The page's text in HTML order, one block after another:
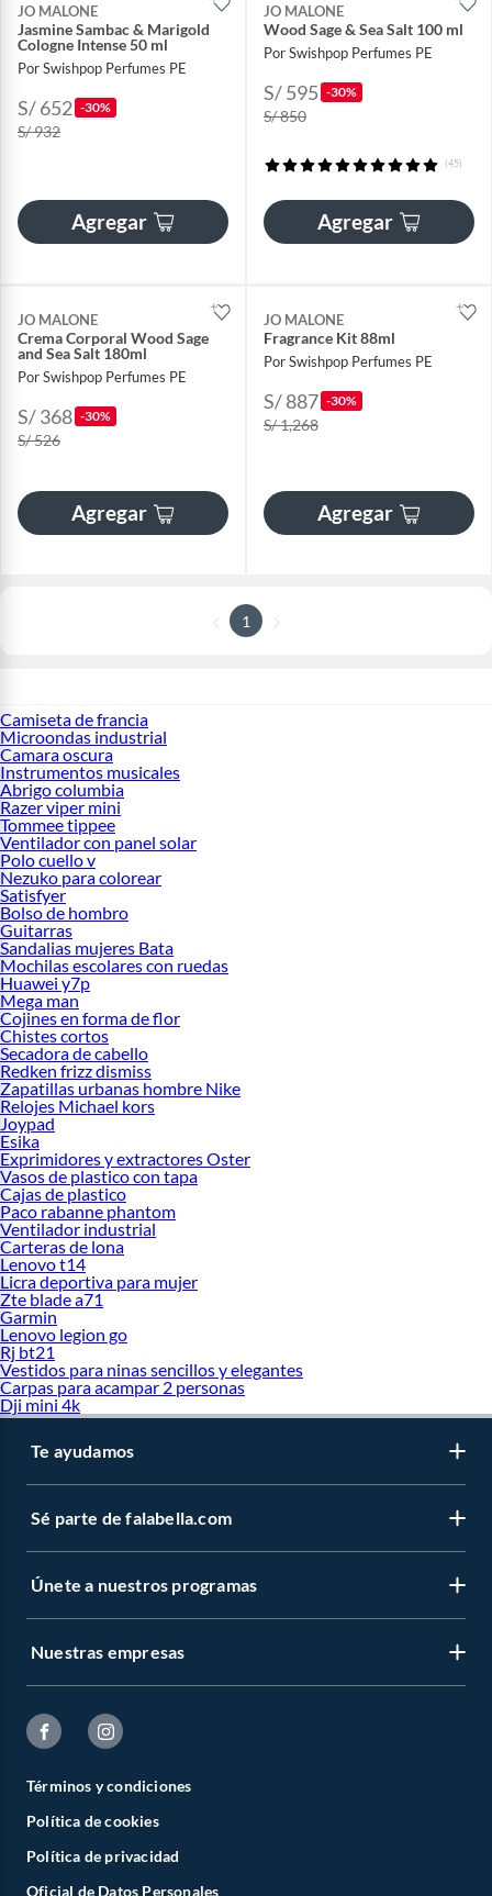
JO MALONE
Jasmine Sambac & Marigold
Cologne Intense 50 ml
Por Swishpop Perfumes PE
S/ 652 -30%
S/ 932
Agregar
JO MALONE
Wood Sage & Sea Salt 100 ml
Por Swishpop Perfumes PE
S/ 595 -30%
S/ 850
(45)
Agregar
JO MALONE
Crema Corporal Wood Sage
and Sea Salt 180ml
Por Swishpop Perfumes PE
S/ 368 -30%
S/ 526
Agregar
JO MALONE
Fragrance Kit 88ml
Por Swishpop Perfumes PE
S/ 887 -30%
S/ 1,268
Agregar
1
Camiseta de francia
Microondas industrial
Camara oscura
Instrumentos musicales
Abrigo columbia
Razer viper mini
Tommee tippee
Ventilador con panel solar
Polo cuello v
Nezuko para colorear
Satisfyer
Bolso de hombro
Guitarras
Sandalias mujeres Bata
Mochilas escolares con ruedas
Huawei y7p
Mega man
Cojines en forma de flor
Chistes cortos
Secadora de cabello
Redken frizz dismiss
Zapatillas urbanas hombre Nike
Relojes Michael kors
Joypad
Esika
Exprimidores y extractores Oster
Vasos de plastico con tapa
Cajas de plastico
Paco rabanne phantom
Ventilador industrial
Carteras de lona
Lenovo t14
Licra deportiva para mujer
Zte blade a71
Garmin
Lenovo legion go
Rj bt21
Vestidos para ninas sencillos y elegantes
Carpas para acampar 2 personas
Dji mini 4k
Te ayudamos
Sé parte de falabella.com
Únete a nuestros programas
Nuestras empresas
Términos y condiciones
Política de cookies
Política de privacidad
Oficial de Datos Personales